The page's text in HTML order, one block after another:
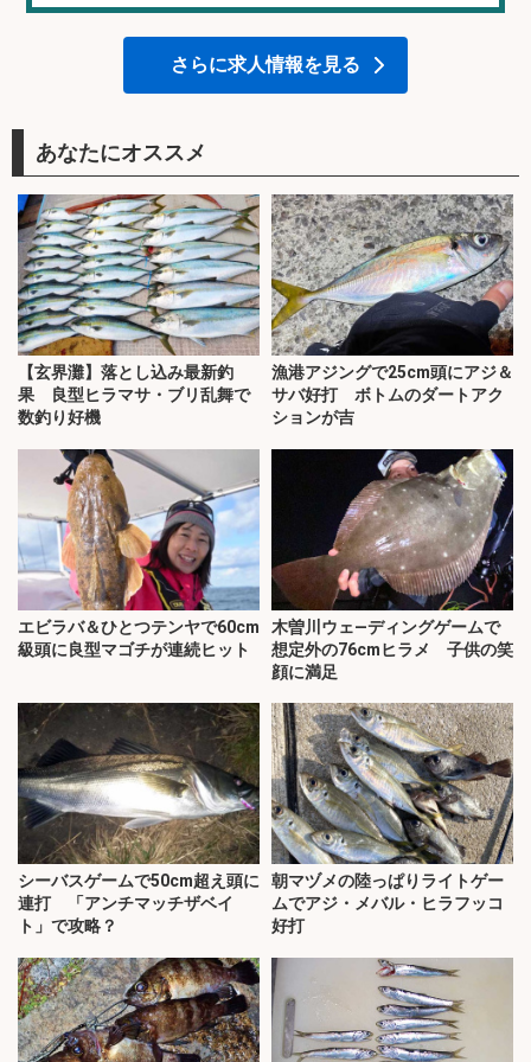
さらに求人情報を見る
あなたにオススメ
【玄界灘】落とし込み最新釣
果 良型ヒラマサ・ブリ乱舞で
数釣り好機
漁港アジングで25cm頭にアジ＆
サバ好打 ボトムのダートアク
ションが吉
エビラバ＆ひとつテンヤで60cm
級頭に良型マゴチが連続ヒット
木曽川ウェ―ディングゲームで
想定外の76cmヒラメ 子供の笑
顔に満足
シーバスゲームで50cm超え頭に
連打 「アンチマッチザベイ
ト」で攻略？
朝マヅメの陸っぱりライトゲー
ムでアジ・メバル・ヒラフッコ
好打